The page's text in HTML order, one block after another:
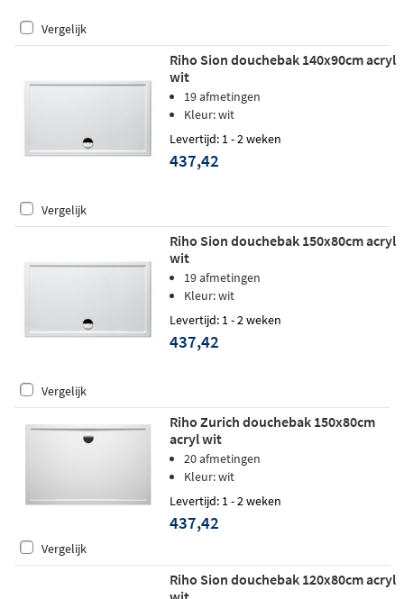
Vergelijk
Riho Sion douchebak 140x90cm acryl
wit
19 afmetingen
Kleur: wit
Levertijd: 1 - 2 weken
437,42
Vergelijk
Riho Sion douchebak 150x80cm acryl
wit
19 afmetingen
Kleur: wit
Levertijd: 1 - 2 weken
437,42
Vergelijk
Riho Zurich douchebak 150x80cm
acryl wit
20 afmetingen
Kleur: wit
Levertijd: 1 - 2 weken
437,42
Vergelijk
Riho Sion douchebak 120x80cm acryl